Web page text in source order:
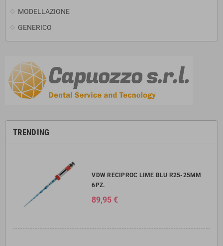
MODELLAZIONE
GENERICO
TRENDING
VDW RECIPROC LIME BLU R25-25MM
6PZ.
89,95 €